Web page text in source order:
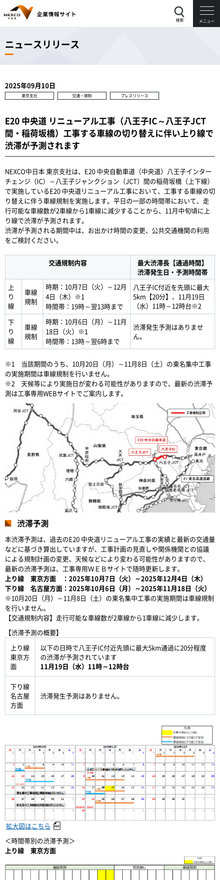
検索 メニュー
ニュースリリース
2025年09月10日
東京支社 交通・規制 プレスリリース
E20 中央道 リニューアル工事（八王子IC～八王子JCT
間・稲荷坂橋）工事する車線の切り替えに伴い上り線で
渋滞が予測されます
NEXCO中日本 東京支社は、E20 中央自動車道（中央道）八王子インター
チェンジ（IC）～八王子ジャンクション（JCT）間の稲荷坂橋（上下線）
で実施しているE20 中央道リニューアル工事において、工事する車線の切
り替えに伴う車線規制を実施します。平日の一部の時間帯において、走
行可能な車線数が2車線から1車線に減少することから、11月中旬頃に上
り線で渋滞が予測されます。
渋滞が予測される期間中は、お出かけ時間の変更、公共交通機関の利用
をご検討ください。
交通規制内容
最大渋滞長【通過時間】
渋滞発生日・予測時間帯
上
り
線
車線
規制
時期：10月7日（火）～12月
4日（木）※1
時間帯：19時～翌13時まで
八王子IC付近を先頭に最大
5km【20分】、11月19日
（水）11時～12時台※2
下
り
線
車線
規制
時期：10月6日（月）～11月
18日（火）※1
時間帯：13時～翌6時まで
渋滞発生予測はありませ
ん。
※1 当該期間のうち、10月20日（月）～11月8日（土）の東名集中工事
の実施期間は車線規制を行いません。
※2 天候等により実施日が変わる可能性がありますので、最新の渋滞予
測は工事専用WEBサイトでご案内します。
渋滞予測
本渋滞予測は、過去のE20 中央道リニューアル工事の実績と最新の交通量
などに基づき算出していますが、工事計画の見直しや関係機関との協議
による規制計画の変更、天候などにより変わる可能性がありますので、
最新の渋滞予測は、工事専用ＷＥＢサイトで随時更新します。
上り線 東京方面 ：2025年10月7日（火）～2025年12月4日（木）
下り線 名古屋方面：2025年10月6日（月）～2025年11月18日（火）
※10月20日（月）～11月8日（土）の東名集中工事の実施期間は車線規制
を行いません。
【交通規制内容】走行可能な車線数が2車線から1車線に減少します。
【渋滞予測の概要】
上り線
東京方
面
以下の日時で八王子IC付近先頭に最大5km通過に20分程度
の渋滞が予測されています
11月19日（水）11時～12時台
下り線
名古屋
方面
渋滞発生予測はありません。
拡大図はこちら
＜時間帯別の渋滞予測＞
上り線 東京方面